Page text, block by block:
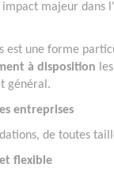
majeur dans
est une forme
à disposition
général.
entreprises
de toutes
flexible